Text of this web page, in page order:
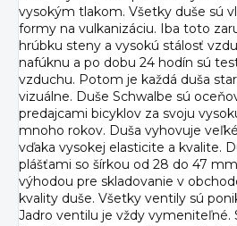
vysokým tlakom. Všetky duše sú
formy na vulkanizáciu. Iba toto
hrúbku steny a vysokú stálosť
nafúknu a po dobu 24 hodín sú
vzduchu. Potom je každá duša
vizuálne. Duše Schwalbe sú
predajcami bicyklov za svoju
mnoho rokov. Duša vyhovuje
vďaka vysokej elasticite a kvalite.
plášťami so šírkou od 28 do 47
výhodou pre skladovanie v
kvality duše. Všetky ventily sú
Jadro ventilu je vždy vymeniteľné.